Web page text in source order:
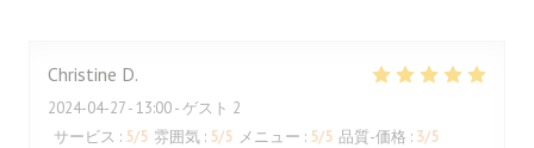
Christine D
2024-04-27- 13:00 - ゲスト 2
サービス : 5/5 雰囲気 : 5/5 メニュー : 5/5 品質-価格 : 3/5